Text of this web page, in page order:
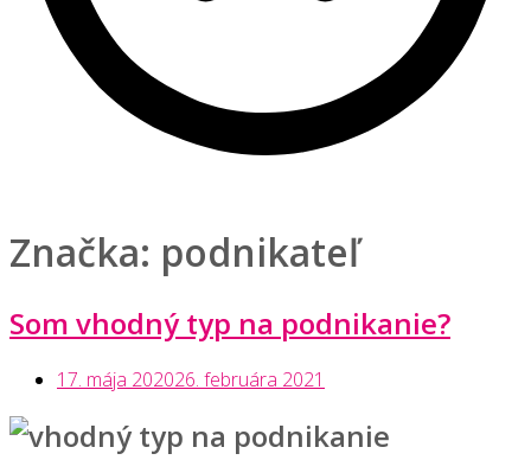
Značka: podnikateľ
Som vhodný typ na podnikanie?
17. mája 202026. februára 2021